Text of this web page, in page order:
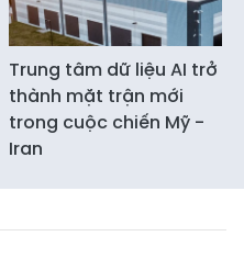
Trung tâm dữ liệu AI trở
thành mặt trận mới
trong cuộc chiến Mỹ -
Iran